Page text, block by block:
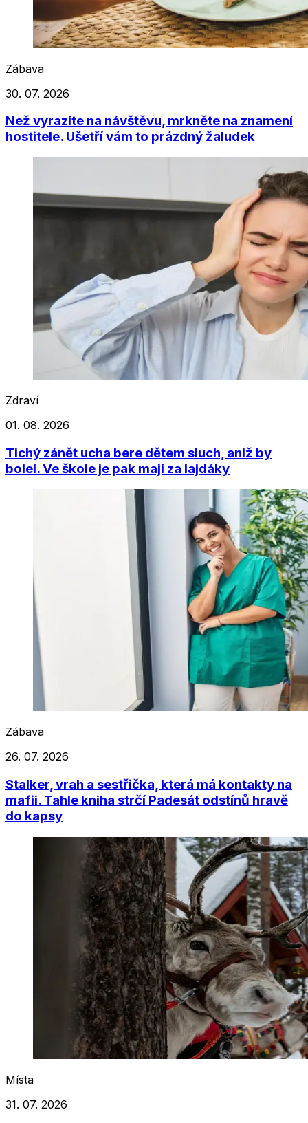
Zábava
30. 07. 2026
Než vyrazíte na návštěvu, mrkněte na znamení
hostitele. Ušetří vám to prázdný žaludek
Zdraví
01. 08. 2026
Tichý zánět ucha bere dětem sluch, aniž by
bolel. Ve škole je pak mají za lajdáky
Zábava
26. 07. 2026
Stalker, vrah a sestřička, která má kontakty na
mafii. Tahle kniha strčí Padesát odstínů hravě
do kapsy
Místa
31. 07. 2026